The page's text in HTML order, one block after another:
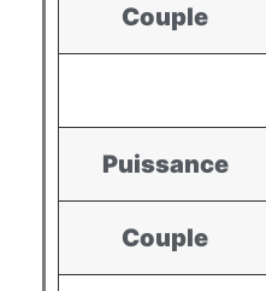
Couple
Puissance
Couple